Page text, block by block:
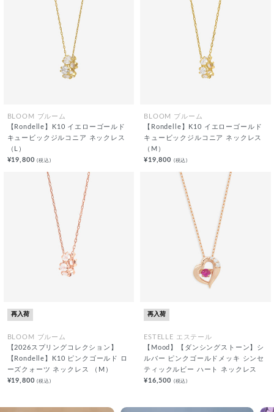
BLOOM ブルーム
【Rondelle】K10 イエローゴールド
キュービックジルコニア ネックレス
（L）
¥19,800(税込)
BLOOM ブルーム
【Rondelle】K10 イエローゴールド
キュービックジルコニア ネックレス
（M）
¥19,800 (税込)
再入荷
BLOOM ブルーム
【2026スプリングコレクション】
【Rondelle】K10 ピンクゴールド ロ
ーズクォーツ ネックレス （M）
¥19,800(税込)
再入荷
ESTELLE エステール
【Mood】【ダンシングストーン】シ
ルバー ピンクゴールドメッキ シンセ
ティックルビー ハート ネックレス
¥16,500 (税込)